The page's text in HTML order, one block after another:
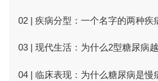
02 | 疾病分型：一个名字的两种疾
03 | 现代生活：为什么2型糖尿病
04 | 临床表现：为什么糖尿病是慢